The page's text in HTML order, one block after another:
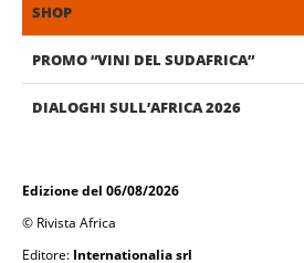
SHOP
PROMO “VINI DEL SUDAFRICA”
DIALOGHI SULL’AFRICA 2026
Edizione del 06/08/2026
© Rivista Africa
Editore: Internationalia srl